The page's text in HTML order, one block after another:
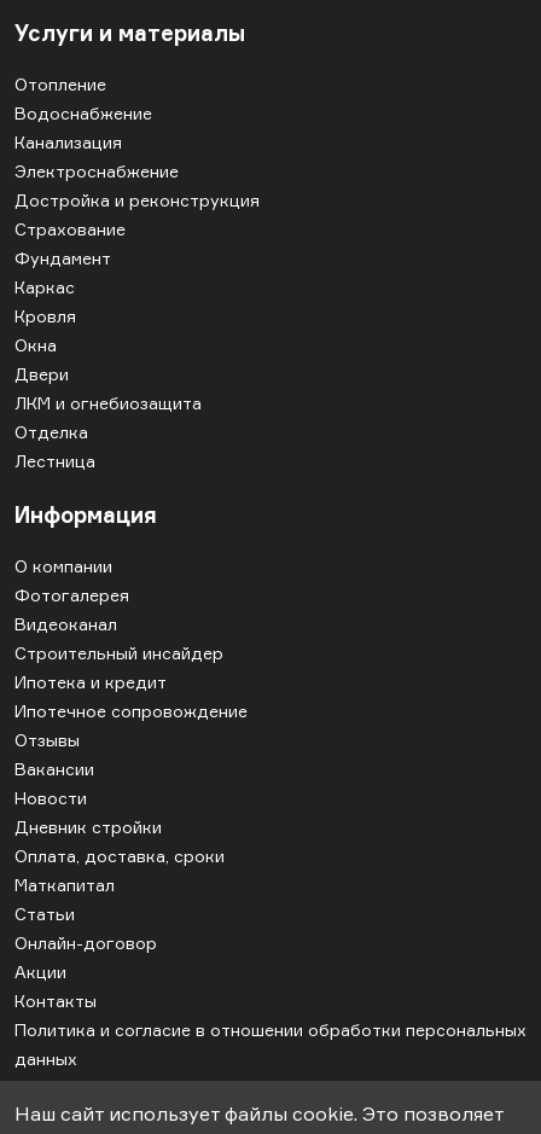
Услуги и материалы
Отопление
Водоснабжение
Канализация
Электроснабжение
Достройка и реконструкция
Страхование
Фундамент
Каркас
Кровля
Окна
Двери
ЛКМ и огнебиозащита
Отделка
Лестница
Информация
О компании
Фотогалерея
Видеоканал
Строительный инсайдер
Ипотека и кредит
Ипотечное сопровождение
Отзывы
Вакансии
Новости
Дневник стройки
Оплата, доставка, сроки
Маткапитал
Статьи
Онлайн-договор
Акции
Контакты
Политика и согласие в отношении обработки персональных
данных
Соглашение об использовании cookie
Карта сайта
Наш сайт использует файлы cookie. Это позволяет